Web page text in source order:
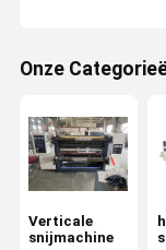
Onze
Verticale
snijmachine